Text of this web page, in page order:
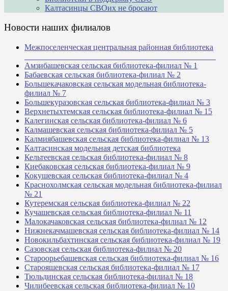
Калтасинцы СВОих не бросают
Новости наших филиалов
Межпоселенческая центральная районная библиотека
Амзибашевская сельская библиотека-филиал № 1
Бабаевская сельская библиотека-филиал № 2
Большекачаковская сельская модельная библиотека-
филиал № 7
Большекуразовская сельская библиотека-филиал № 3
Верхнетыхтемская сельская библиотека-филиал № 15
Калегинская сельская библиотека-филиал № 6
Калмашевская сельская библиотека-филиал № 5
Калмиябашевская сельская библиотека-филиал № 13
Калтасинская модельная детская библиотека
Кельтеевская сельская библиотека-филиал № 8
Киебаковская сельская библиотека-филиал № 9
Кокушевская сельская библиотека-филиал № 4
Краснохолмская сельская модельная библиотека-филиал
№ 21
Кутеремская сельская библиотека-филиал № 22
Кучашевская сельская библиотека-филиал № 11
Малокачаковская сельская библиотека-филиал № 12
Нижнекачмашевская сельская библиотека-филиал № 14
Новокильбахтинская сельская библиотека-филиал № 19
Сазовская сельская библиотека-филиал № 20
Староорьебашевская сельская библиотека-филиал № 16
Старояшевская сельская библиотека-филиал № 17
Тюльдинская сельская библиотека-филиал № 18
Чилибеевская сельская библиотека-филиал № 10